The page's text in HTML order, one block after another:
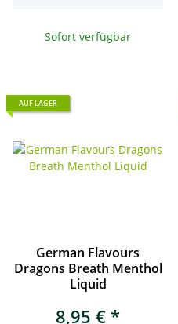
Sofort verfügbar
AUF LAGER
German Flavours
Dragons Breath Menthol
Liquid
8,95 € *